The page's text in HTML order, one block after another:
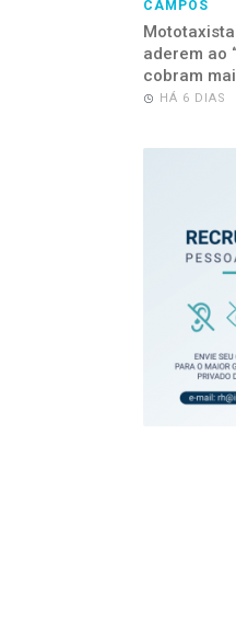
CAMPOS
aderem ao
cobram
HÁ 6 DIAS